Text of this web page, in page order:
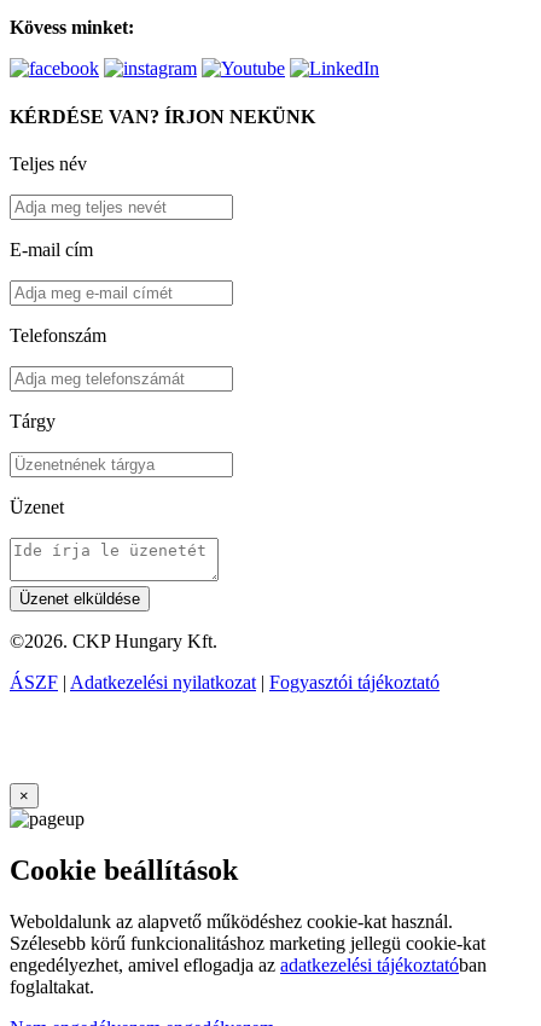
Kövess minket:
KÉRDÉSE VAN? ÍRJON NEKÜNK
Teljes név
E-mail cím
Telefonszám
Tárgy
Üzenet
©2026. CKP Hungary Kft.
ÁSZF | Adatkezelési nyilatkozat | Fogyasztói tájékoztató
×
Cookie beállítások
Weboldalunk az alapvető működéshez cookie-kat használ.
Szélesebb körű funkcionalitáshoz marketing jellegü cookie-kat
engedélyezhet, amivel eflogadja az adatkezelési tájékoztatóban
foglaltakat.